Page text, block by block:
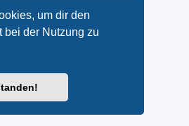
um dir den
bei der Nutzung zu